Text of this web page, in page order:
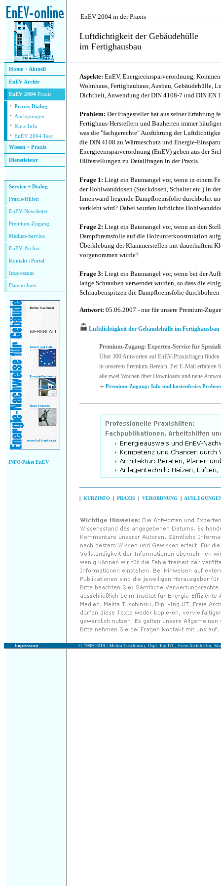
EnEV 2004 in der Praxis
Luftdichtigkeit der Gebäudehülle
im Fertighausbau
Home + Aktuell
EnEV Archiv
EnEV 2004 Praxis
· Praxis-Dialog
· Auslegungen
· Kurz-Info
· EnEV 2004 Text
Wissen + Praxis
Dienstleister
Service + Dialog
Praxis-Hilfen
EnEV-Newsletter
Premium-Zugang
Medien-Service
EnEV-Archiv
Kontakt Portal
Impressum
Datenschutz
INFO-Paket EnEV
.
Aspekte: EnEV, Energieeinsparverordnung,
Wohnhaus, Fertigbauhaus, Ausbau, Gebäudehülle,
Dichtheit, Anwendung der DIN 4108-7 und DIN EN
Problem: Der Fragesteller hat aus seiner Erfahrung
Fertighaus-Herstellern und Bauherren immer
was die "fachgerechte" Ausführung der
die DIN 4108 zu Wärmeschutz und Energie-
Energieeinsparverordnung (EnEV) geben aus der
Hilfestellungen zu Detailfragen in der Praxis.
Frage 1: Liegt ein Baumangel vor, wenn in einem
der Hohlwanddosen (Steckdosen, Schalter etc.) in
Innenwand liegende Dampfbremsfolie durchbohrt
verklebt wird? Dabei wurden luftdichte
Frage 2: Liegt ein Baumangel vor, wenn an den
Dampfbremsfolie auf die Holzunterkonstruktion
Überklebung der Klammerstellen mit dauerhaftem
vorgenommen wurde?
Frage 3: Liegt ein Baumangel vor, wenn bei der
lange Schrauben verwendet wurden, so dass die
Schraubenspitzen die Dampfbremsfolie
Antwort: 05.06.2007 - nur für unsere Premium-
Luftdichtigkeit der Gebäudehülle im Fertighausbau
Premium-Zugang: Experten-Service für
Über 300 Antworten auf EnEV-Praxisfragen finden
in unserem Premium-Bereich. Per E-Mail erfahren
alle zwei Wochen über Downloads und neue
Premium-Zugang: Info und kostenfreies
| KURZINFO | PRAXIS | VERORDNUNG |
Impressum © 1999-2019 | Melita Tuschinski, Dipl.-Ing.UT., Freie Architektin,